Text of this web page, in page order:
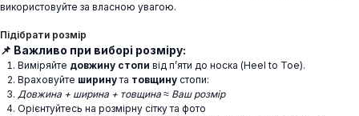
використовуйте за власною увагою.
Підібрати розмір
📌 Важливо при виборі розміру:
Виміряйте довжину стопи від п’яти до носка (Heel to Toe).
Враховуйте ширинута товщину стопи:
Довжина + ширина + товщина ≈ Ваш розмір
Орієнтуйтесь на розмірну сітку та фото